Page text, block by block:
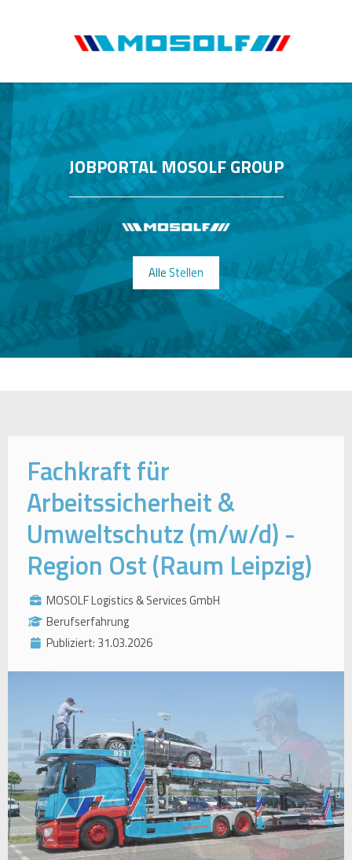
JOBPORTAL MOSOLF GROUP
Alle Stellen
Fachkraft für
Arbeitssicherheit &
Umweltschutz (m/w/d) -
Region Ost (Raum Leipzig)
MOSOLF Logistics & Services GmbH
Berufserfahrung
Publiziert: 31.03.2026